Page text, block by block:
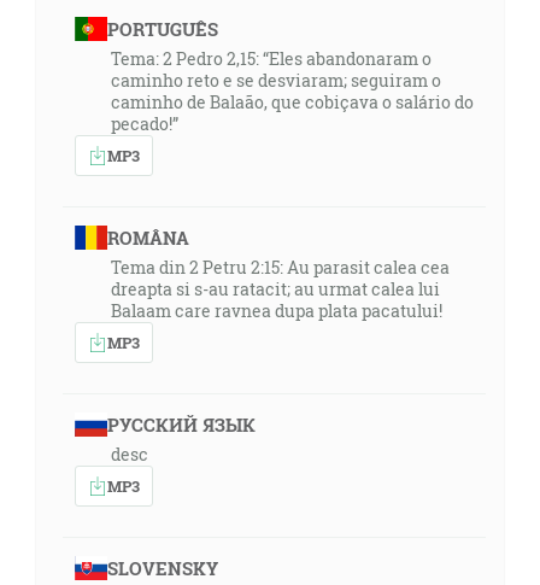
PORTUGUÊS
Tema: 2 Pedro 2,15: “Eles abandonaram o
caminho reto e se desviaram; seguiram o
caminho de Balaão, que cobiçava o salário do
pecado!”
MP3
ROMÂNA
Tema din 2 Petru 2:15: Au parasit calea cea
dreapta si s-au ratacit; au urmat calea lui
Balaam care ravnea dupa plata pacatului!
MP3
РУССКИЙ ЯЗЫК
desc
MP3
SLOVENSKY